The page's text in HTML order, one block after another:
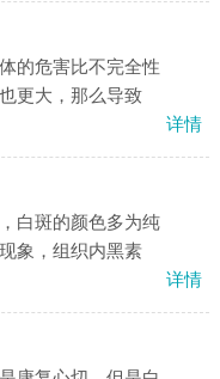
的危害比不完全性
更大，那么导致
详情
白斑的颜色多为纯
象，组织内黑素
详情